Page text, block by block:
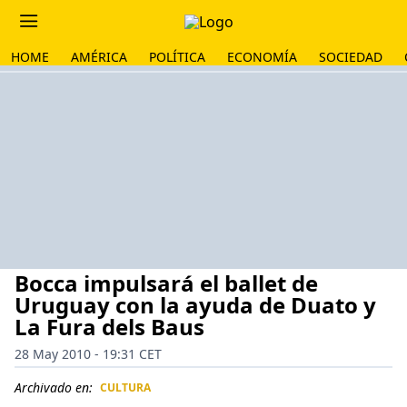
HOME AMÉRICA POLÍTICA ECONOMÍA SOCIEDAD
Bocca impulsará el ballet de
Uruguay con la ayuda de Duato y
La Fura dels Baus
28 May 2010 - 19:31 CET
Archivado en: CULTURA